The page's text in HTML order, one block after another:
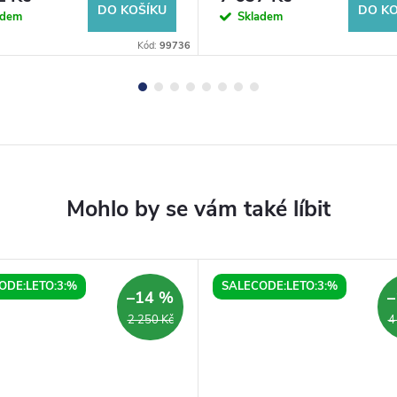
DO KOŠÍKU
Kód: 99736
Skladem DO
2 250 Kč
–14 %
SALECODE:LETO:3:%
4